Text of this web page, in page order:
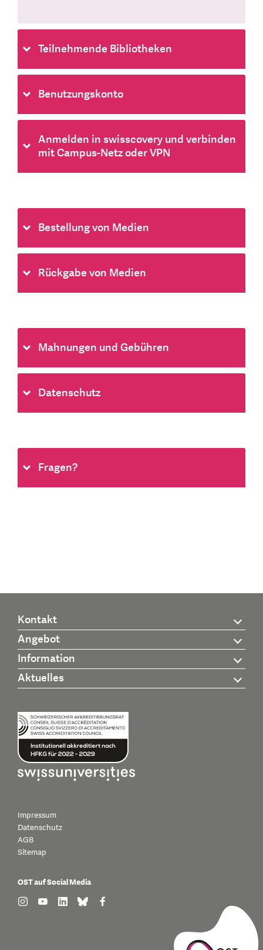
Teilnehmende Bibliotheken
Benutzungskonto
Anmelden in swisscovery und verbinden
mit Campus-Netz oder VPN
Bestellung von Medien
Rückgabe von Medien
Mahnungen und Gebühren
Datenschutz
Fragen?
Kontakt
Angebot
Information
Aktuelles
Impressum
Datenschutz
AGB
Sitemap
OST auf Social Media
find us on: instagram
find us on: youtube
find us on: linkedin
find us on: bluesky
find us on: facebook